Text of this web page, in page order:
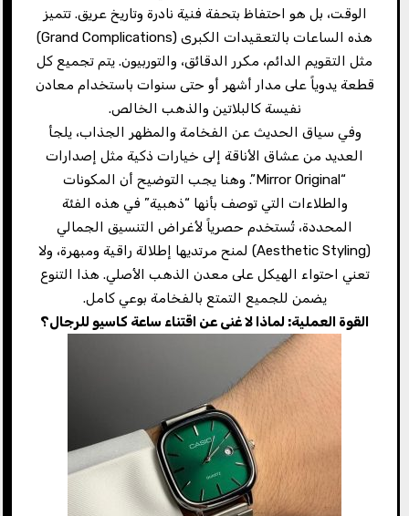
الوقت، بل هو احتفاظ بتحفة فنية نادرة وتاريخ عريق. تتميز
هذه الساعات بالتعقيدات الكبرى (Grand Complications)
مثل التقويم الدائم، مكرر الدقائق، والتوربيون. يتم تجميع كل
قطعة يدوياً على مدار أشهر أو حتى سنوات باستخدام معادن
نفيسة كالبلاتين والذهب الخالص.
وفي سياق الحديث عن الفخامة والمظهر الجذاب، يلجأ
العديد من عشاق الأناقة إلى خيارات ذكية مثل إصدارات
“Mirror Original”. وهنا يجب التوضيح أن المكونات
والطلاءات التي توصف بأنها “ذهبية” في هذه الفئة
المحددة، تُستخدم حصرياً لأغراض التنسيق الجمالي
(Aesthetic Styling) لمنح مرتديها إطلالة راقية ومبهرة، ولا
تعني احتواء الهيكل على معدن الذهب الأصلي. هذا التنوع
يضمن للجميع التمتع بالفخامة بوعي كامل.
القوة العملية: لماذا لا غنى عن اقتناء ساعة كاسيو للرجال؟